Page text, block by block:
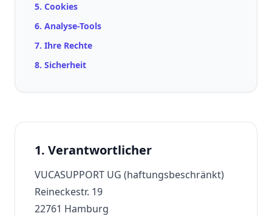
5. Cookies
6. Analyse-Tools
7. Ihre Rechte
8. Sicherheit
1. Verantwortlicher
VUCASUPPORT UG (haftungsbeschränkt)
Reineckestr. 19
22761 Hamburg